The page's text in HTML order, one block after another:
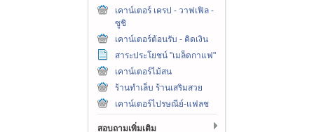
เคาน์เตอร์ เครป - วาฟเฟิล -
ซูชิ
เคาน์เตอร์ต้อนรับ - คิดเงิน
สาระประโยชน์ "เมล็ดกาแฟ"
เคาน์เตอร์ไม้สน
ร้านทำเล็บ ร้านเสริมสวย
เคาน์เตอร์ไปรษณีย์-แฟลช
สอบถามเพิ่มเติม